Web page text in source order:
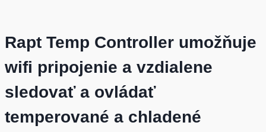
Rapt Temp Controller umožňuje
wifi pripojenie a vzdialene
sledovať a ovládať
temperované a chladené